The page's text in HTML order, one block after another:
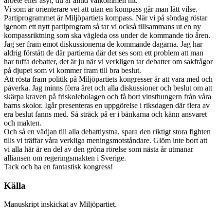
Vi som är orienterare vet att utan en kompass går man lätt vilse.
Partiprogrammet är Miljöpartiets kompass. När vi på söndag röstar
igenom ett nytt partiprogram så tar vi också tillsammans ut en ny
kompassriktning som ska vägleda oss under de kommande tio åren.
Jag ser fram emot diskussionerna de kommande dagarna. Jag har
aldrig förstått de där partierna där det ses som ett problem att man
har tuffa debatter, det är ju när vi verkligen tar debatter om sakfrågor
på djupet som vi kommer fram till bra beslut.
Att rösta fram politik på Miljöpartiets kongresser är att vara med och
påverka. Jag minns förra året och alla diskussioner och beslut om att
skärpa kraven på friskolebolagen och få bort vinsthungern från våra
barns skolor. Igår presenteras en uppgörelse i riksdagen där flera av
era beslut fanns med. Så sträck på er i bänkarna och känn ansvaret
och makten.
Och så en vädjan till alla debattlystna, spara den riktigt stora fighten
tills vi träffar våra verkliga meningsmotståndare. Glöm inte bort att
vi alla här är en del av den gröna rörelse som nästa år utmanar
alliansen om regeringsmakten i Sverige.
Tack och ha en fantastisk kongress!
Källa
Manuskript inskickat av Miljöpartiet.